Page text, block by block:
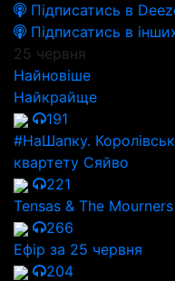
Підписатись в
Підписатись в
25 червня
Найновіше
Найкрайще
191
#НаШапку.
квартету Сяйво
221
Tensas & The Mourners
266
Ефір за 25 червня
204